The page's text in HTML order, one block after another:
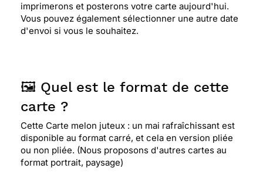
imprimerons et posterons votre carte aujourd'hui.
Vous pouvez également sélectionner une autre date
d'envoi si vous le souhaitez.
🖼️ Quel est le format de cette
carte ?
Cette Carte melon juteux : un mai rafraîchissant est
disponible au format carré, et cela en version pliée
ou non pliée. (Nous proposons d'autres cartes au
format portrait, paysage)